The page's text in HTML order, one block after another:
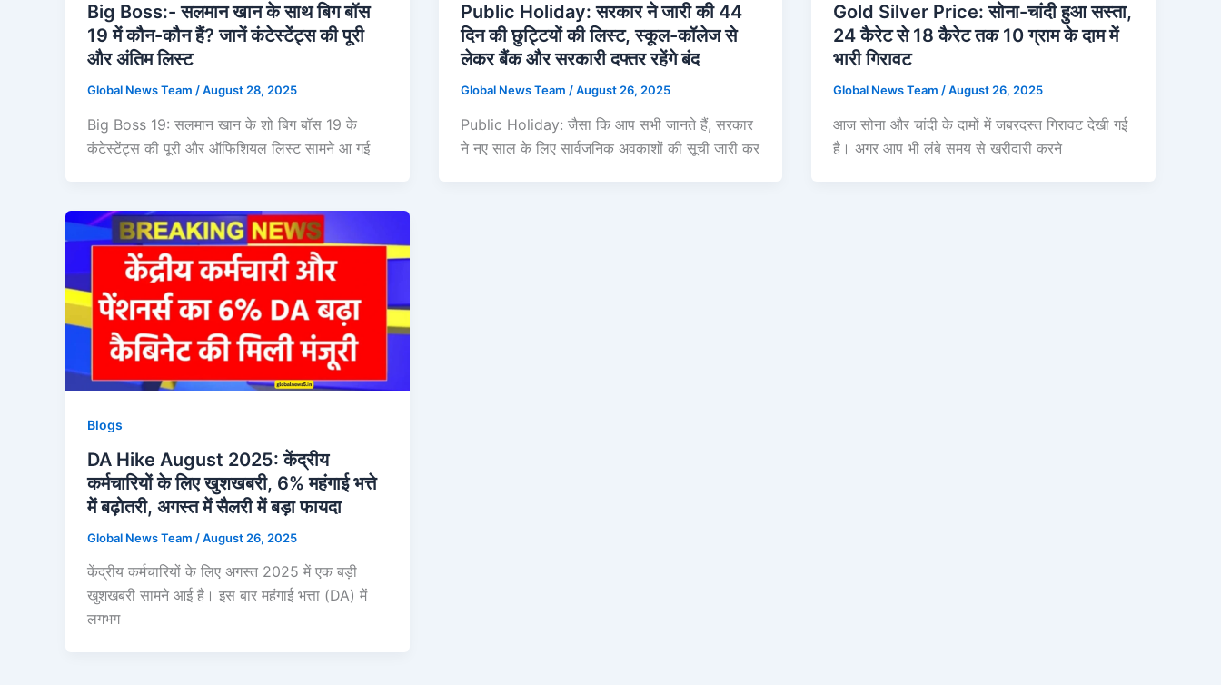
Big Boss:- सलमान खान के साथ बिग बॉस
19 में कौन-कौन हैं? जानें कंटेस्टेंट्स की पूरी
और अंतिम लिस्ट
Global News Team /August 28, 2025
Big Boss 19: सलमान खान के शो बिग बॉस 19 के
कंटेस्टेंट्स की पूरी और ऑफिशियल लिस्ट सामने आ गई
Public Holiday: सरकार ने जारी की 44
दिन की छुट्टियों की लिस्ट, स्कूल-कॉलेज से
लेकर बैंक और सरकारी दफ्तर रहेंगे बंद
Global News Team /August 26, 2025
Public Holiday: जैसा कि आप सभी जानते हैं, सरकार
ने नए साल के लिए सार्वजनिक अवकाशों की सूची जारी कर
Gold Silver Price: सोना-चांदी हुआ सस्ता,
24 कैरेट से 18 कैरेट तक 10 ग्राम के दाम में
भारी गिरावट
Global News Team/August 26, 2025
आज सोना और चांदी के दामों में जबरदस्त गिरावट देखी गई
है। अगर आप भी लंबे समय से खरीदारी करने
Blogs
DA Hike August 2025: केंद्रीय
कर्मचारियों के लिए खुशखबरी, 6% महंगाई भत्ते
में बढ़ोतरी, अगस्त में सैलरी में बड़ा फायदा
Global News Team /August 26, 2025
केंद्रीय कर्मचारियों के लिए अगस्त 2025 में एक बड़ी
खुशखबरी सामने आई है। इस बार महंगाई भत्ता (DA) में
लगभग